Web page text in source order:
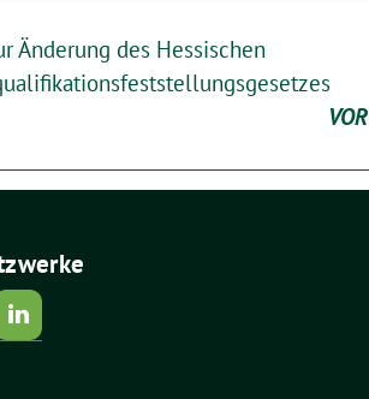
Änderung des Hessischen
VOR